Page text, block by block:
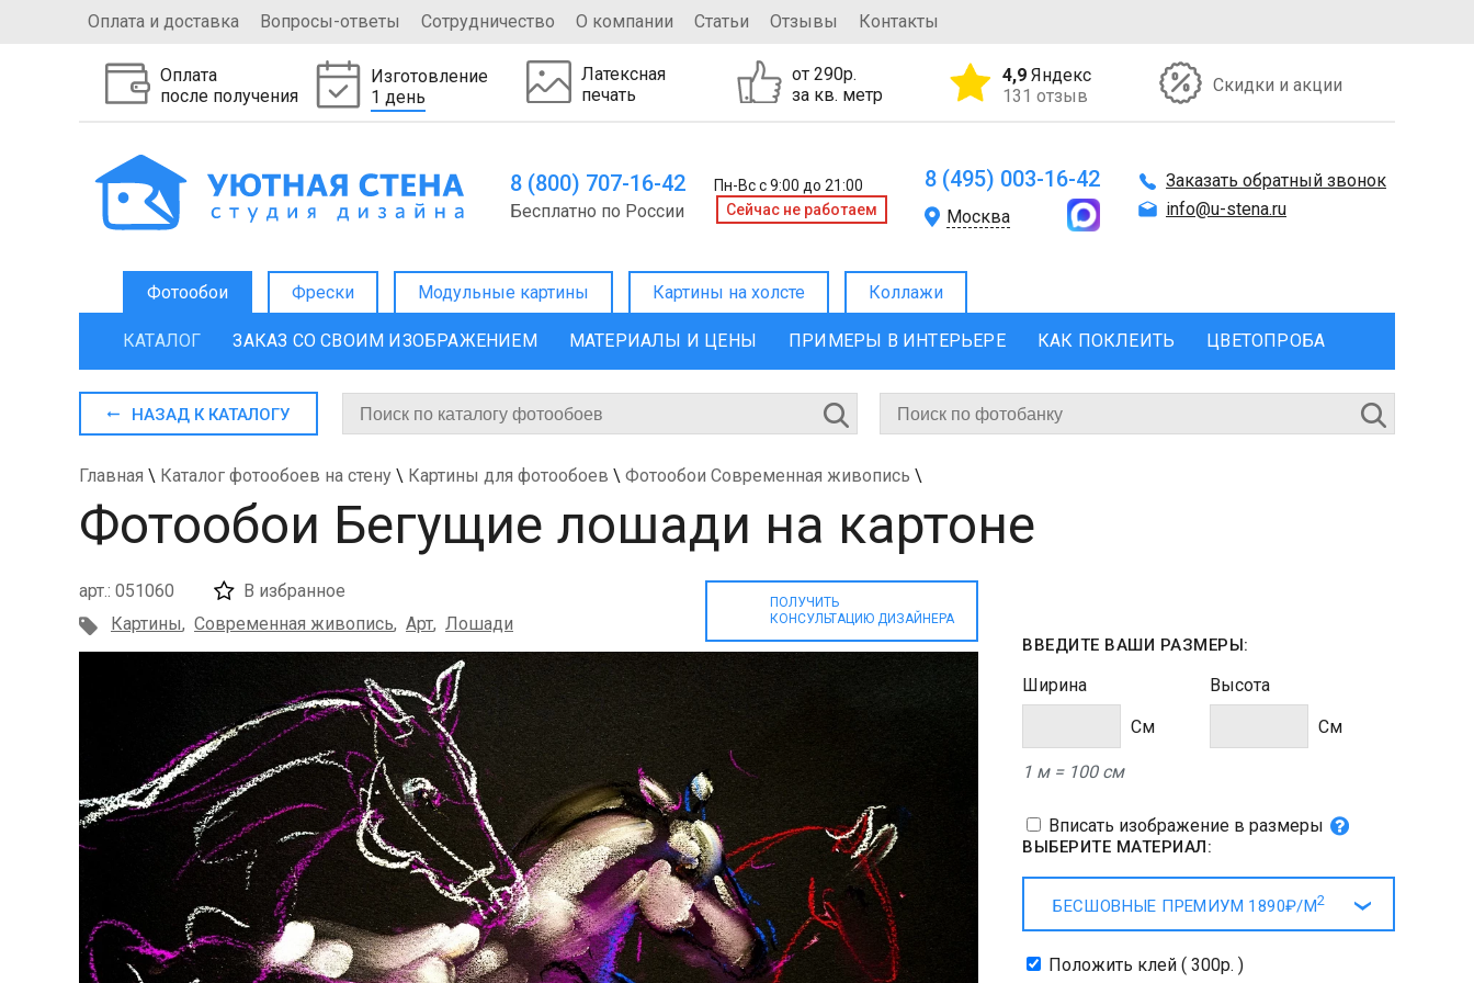
Оплата и доставка Вопросы-ответы Сотрудничество О компании Статьи Отзывы Контакты
Оплата
после получения
Изготовление
1 день
Латексная
печать
от 290р.
за кв. метр
4,9 Яндекс
131 отзыв
Скидки и акции
8 (800) 707-16-42 Пн-Вс с 9:00 до 21:00
Бесплатно по России Cейчас не работаем
8 (495) 003-16-42
Москва
Заказать обратный звонок
info@u-stena.ru
Фотообои Фрески Модульные картины Картины на холсте Коллажи
КАТАЛОГ ЗАКАЗ СО СВОИМ ИЗОБРАЖЕНИЕМ МАТЕРИАЛЫ И ЦЕНЫ ПРИМЕРЫ В ИНТЕРЬЕРЕ КАК ПОКЛЕИТЬ ЦВЕТОПРОБА
НАЗАД К КАТАЛОГУ
Главная \ Каталог фотообоев на стену \ Картины для фотообоев \ Фотообои Современная живопись \
Фотообои Бегущие лошади на картоне
арт.: 051060
В избранное
Картины, Современная живопись, Арт, Лошади
ПОЛУЧИТЬ
КОНСУЛЬТАЦИЮ ДИЗАЙНЕРА
ВВЕДИТЕ ВАШИ РАЗМЕРЫ:
Ширина
Cм
Высота
Cм
1 м = 100 см
Вписать изображение в размеры
ВЫБЕРИТЕ МАТЕРИАЛ:
БЕСШОВНЫЕ ПРЕМИУМ 1890₽/М2
Положить клей ( 300р. )